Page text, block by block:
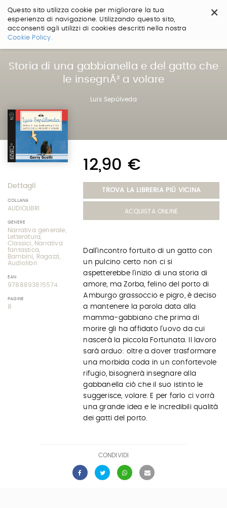
×
Questo sito utilizza cookie per migliorare la tua
esperienza di navigazione. Utilizzando questo sito,
acconsenti agli utilizzi di cookies descritti nella nostra
Cookie Policy.
Salta
Salta
Storia di una gabbianella e del gatto che
le insegnÃ² a volare
Luis Sepúlveda
Dettagli
COLLANA
AUDIOLIBRI
GENERE
Narrativa generale,
Letteratura,
Classici, Narrativa
fantastica,
Bambini, Ragazzi,
Audiolibri
EAN
9788893815574
PAGINE
8
12,90 €
TROVA LA LIBRERIA PIÙ VICINA
ACQUISTA ONLINE
Dall'incontro fortuito di un gatto con
un pulcino certo non ci si
aspetterebbe l'inizio di una storia di
amore, ma Zorba, felino del porto di
Amburgo grassoccio e pigro, è deciso
a mantenere la parola data alla
mamma-gabbiano che prima di
morire gli ha affidato l'uovo da cui
nascerà la piccola Fortunata. Il lavoro
sarà arduo: oltre a dover trasformare
una morbida coda in un confortevole
rifugio, bisognerà insegnare alla
gabbanella ciò che il suo istinto le
suggerisce, volare. E per farlo ci vorrà
una grande idea e le incredibili qualità
dei gatti del porto.
CONDIVIDI